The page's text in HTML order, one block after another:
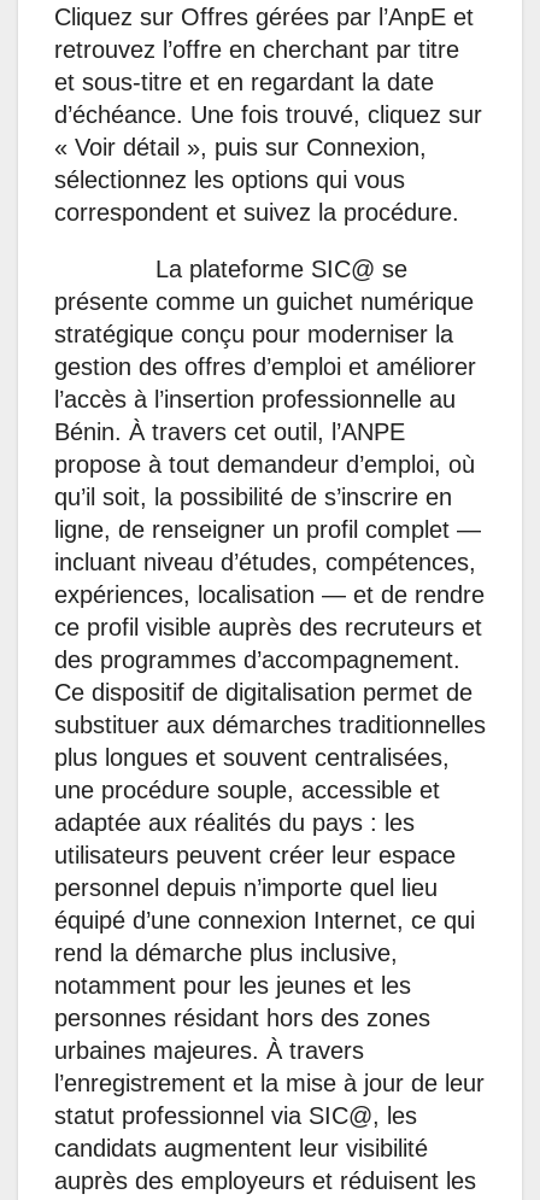
Cliquez sur Offres gérées par l’AnpE et
retrouvez l’offre en cherchant par titre
et sous-titre et en regardant la date
d’échéance. Une fois trouvé, cliquez sur
« Voir détail », puis sur Connexion,
sélectionnez les options qui vous
correspondent et suivez la procédure.
La plateforme SIC@ se
présente comme un guichet numérique
stratégique conçu pour moderniser la
gestion des offres d’emploi et améliorer
l’accès à l’insertion professionnelle au
Bénin. À travers cet outil, l’ANPE
propose à tout demandeur d’emploi, où
qu’il soit, la possibilité de s’inscrire en
ligne, de renseigner un profil complet —
incluant niveau d’études, compétences,
expériences, localisation — et de rendre
ce profil visible auprès des recruteurs et
des programmes d’accompagnement.
Ce dispositif de digitalisation permet de
substituer aux démarches traditionnelles
plus longues et souvent centralisées,
une procédure souple, accessible et
adaptée aux réalités du pays : les
utilisateurs peuvent créer leur espace
personnel depuis n’importe quel lieu
équipé d’une connexion Internet, ce qui
rend la démarche plus inclusive,
notamment pour les jeunes et les
personnes résidant hors des zones
urbaines majeures. À travers
l’enregistrement et la mise à jour de leur
statut professionnel via SIC@, les
candidats augmentent leur visibilité
auprès des employeurs et réduisent les